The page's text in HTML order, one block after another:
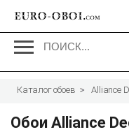
EURO-OBOI.com
Каталог обоев Alliance
Обои Alliance